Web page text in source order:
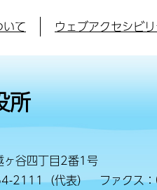
て ウェブアクセシビ
所
ヶ谷四丁目2番1号
2111（代表） ファクス